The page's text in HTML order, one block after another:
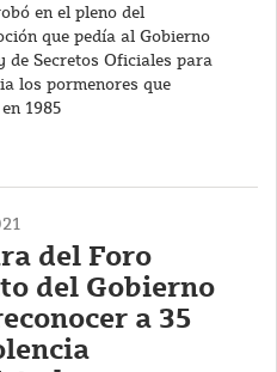
en el pleno del
que pedía al Gobierno
de Secretos Oficiales para
los pormenores que
1985
del Foro
del Gobierno
a 35